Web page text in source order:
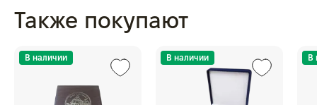
62,2 гр., проба 999,
Также покупают
В наличии В наличии В